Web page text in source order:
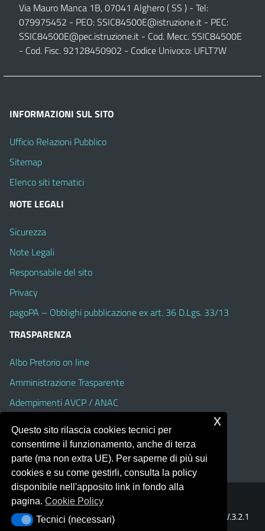
Via Mauro Manca 1B, 07041 Alghero ( SS ) - Tel:
079975452 - PEO:SSIC84500E@istruzione.it - PEC:
SSIC84500E@pec.istruzione.it - Cod. Mecc. SSIC84500E
- Cod. Fisc. 92128450902 - Codice Univoco: UFLT7W
INFORMAZIONI SUL SITO
Ufficio Relazioni Pubblico
Sitemap
Elenco siti tematici
NOTE LEGALI
Sicurezza
Note Legali
Responsabile del sito
Privacy
pagoPA – Obblighi pubblicazione ex art. 36 D.Lgs. 33/13
TRASPARENZA
Albo Pretorio on line
Amministrazione Trasparente
Adempimenti AVCP / ANAC
Accesso Civico
Dichiarazione di accessibilità
Portale realizzato con la piattaforma
Template Italia configurato sul tema accessibile
V.3.2.1
Questo sito rilascia cookies tecnici per
consentirne il funzionamento, anche di terza
parte (ma non extra UE). Per saperne di più sui
cookies e su come gestirli, consulta la policy
disponibile nell'apposito link in fondo alla
pagina.Cookie Policy
Tecnici (necessari)
Tecnici (necessari)
x